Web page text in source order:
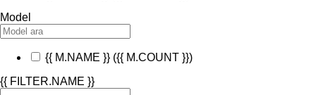
Model
{{ M.NAME }} ({{ M.COUNT }})
{{ FILTER.NAME }}